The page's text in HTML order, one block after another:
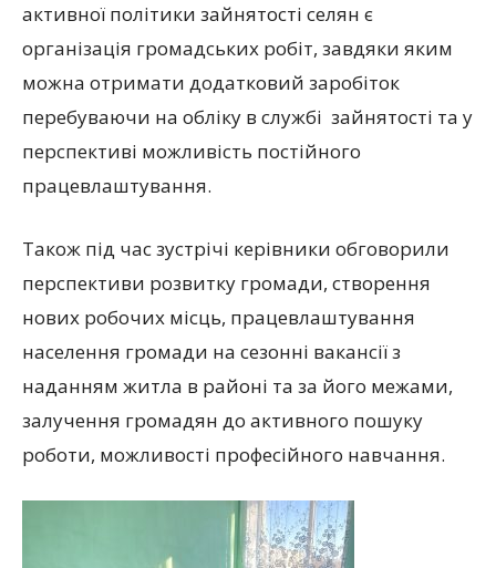
активної політики зайнятості селян є
організація громадських робіт, завдяки яким
можна отримати додатковий заробіток
перебуваючи на обліку в службі зайнятості та у
перспективі можливість постійного
працевлаштування.
Також під час зустрічі керівники обговорили
перспективи розвитку громади, створення
нових робочих місць, працевлаштування
населення громади на сезонні вакансії з
наданням житла в районі та за його межами,
залучення громадян до активного пошуку
роботи, можливості професійного навчання.